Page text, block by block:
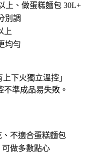
上、做蛋糕麵包 30L+
別調
上
均勻
上下火獨立溫控 」
準成品易失敗。
不適合蛋糕麵包
做多數點心